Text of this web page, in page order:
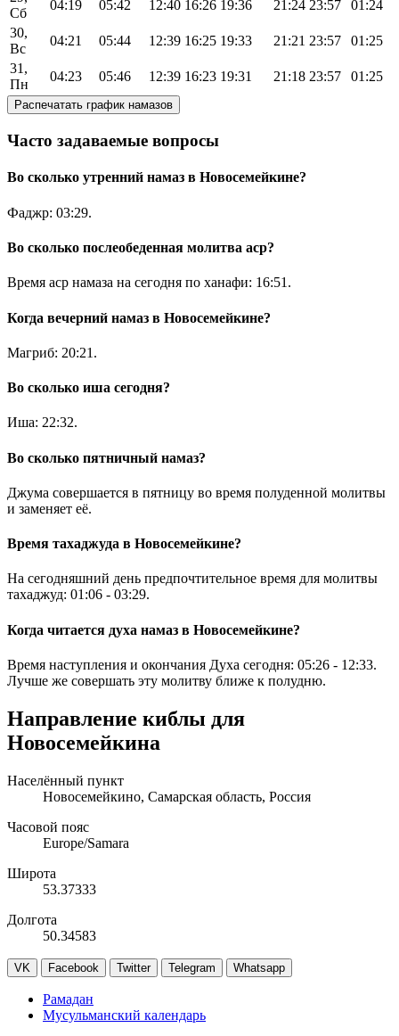
Сб
04:19 05:42 12:40 16:26 19:36 21:24 23:57
01:24
30,
Вс
04:21 05:44 12:39 16:25 19:33 21:21 23:57
01:25
31,
Пн
04:23 05:46 12:39 16:23 19:31 21:18 23:57 01:25
Распечатать график намазов
Часто задаваемые вопросы
Во сколько утренний намаз в Новосемейкине?
Фаджр: 03:29.
Во сколько послеобеденная молитва аср?
Время аср намаза на сегодня по ханафи: 16:51 .
Когда вечерний намаз в Новосемейкине?
Магриб: 20:21 .
Во сколько иша сегодня?
Иша: 22:32.
Во сколько пятничный намаз?
Джума совершается в пятницу во время полуденной молитвы
и заменяет её.
Время тахаджуда в Новосемейкине?
На сегодняшний день предпочтительное время для молитвы
тахаджуд: 01:06 - 03:29.
Когда читается духа намаз в Новосемейкине?
Время наступления и окончания Духа сегодня: 05:26 - 12:33.
Лучше же совершать эту молитву ближе к полудню.
Направление киблы для
Новосемейкина
Населённый пункт
Новосемейкино, Самарская область, Россия
Часовой пояс
Europe/Samara
Широта
53.37333
Долгота
50.34583
VK Facebook Twitter Telegram Whatsapp
Рамадан
Мусульманский календарь